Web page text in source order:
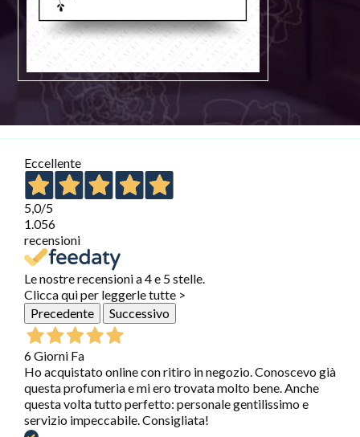
Eccellente
5,0/5
1.056
recensioni
Le nostre recensioni a 4 e 5 stelle.
Clicca qui per leggerle tutte >
Precedente
Successivo
6 Giorni Fa
Ho acquistato online con ritiro in negozio. Conoscevo già
questa profumeria e mi ero trovata molto bene. Anche
questa volta tutto perfetto: personale gentilissimo e
servizio impeccabile. Consigliata!